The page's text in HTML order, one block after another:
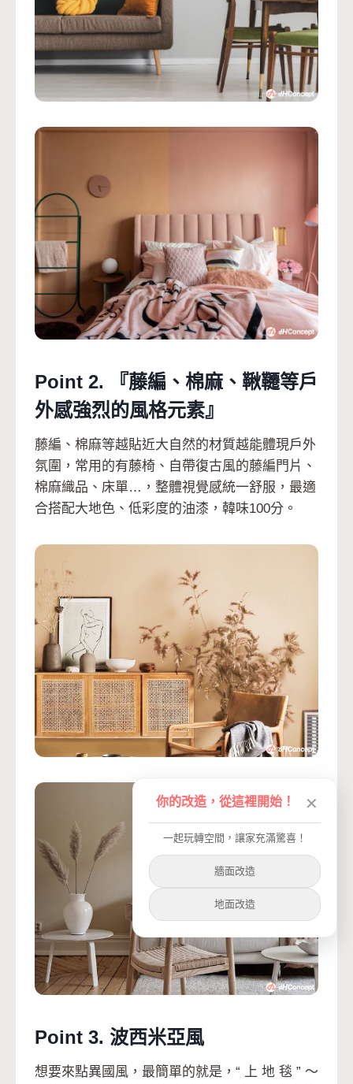
Point 2. 『藤編、棉麻、鞦韆等戶
外感強烈的風格元素』
藤編、棉麻等越貼近大自然的材質越能體現戶外
氛圍，常用的有藤椅、自帶復古風的藤編門片、
棉麻織品、床單…，整體視覺感統一舒服，最適
合搭配大地色、低彩度的油漆，韓味100分。
Point 3. 波西米亞風
想要來點異國風，最簡單的就是，“ 上 地 毯 ” ～
你的改造，從這裡開始！ ✕
一起玩轉空間，讓家充滿驚喜！
牆面改造
地面改造